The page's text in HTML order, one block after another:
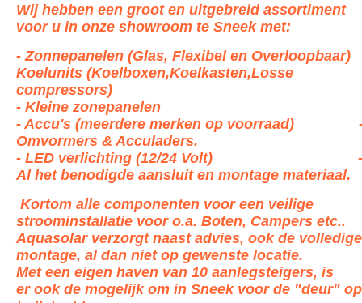
Wij hebben een groot en uitgebreid assortiment
voor u in onze showroom te Sneek met:
- Zonnepanelen (Glas, Flexibel en Overloopbaar)
Koelunits (Koelboxen,Koelkasten,Losse
compressors)
- Kleine zonepanelen
- Accu's (meerdere merken op voorraad)
Omvormers & Acculaders.
- LED verlichting (12/24 Volt) -
Al het benodigde aansluit en montage materiaal.
Kortom alle componenten voor een veilige
stroominstallatie voor o.a. Boten, Campers etc..
Aquasolar verzorgt naast advies, ook de volledige
montage, al dan niet op gewenste locatie.
Met een eigen haven van 10 aanlegsteigers, is
er ook de mogelijk om in Sneek voor de "deur" op